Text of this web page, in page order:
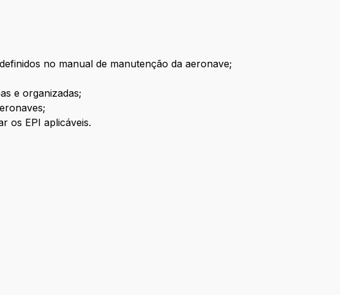
no manual de manutenção da aeronave;
e organizadas;
os EPI aplicáveis.